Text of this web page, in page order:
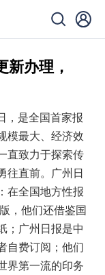
办理，
，是全国首家报
模最大、经济效
直致力于探索传
往直前。广州日
在全国地方性报
，他们还借鉴国
；广州日报是中
自费订阅；他们
界第一流的印务